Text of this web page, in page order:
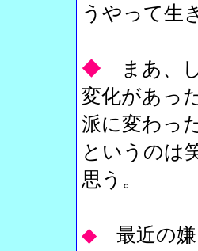
うやって生
◆
まあ、
変化があっ
派に変わっ
というのは
思う。
◆ 最近の